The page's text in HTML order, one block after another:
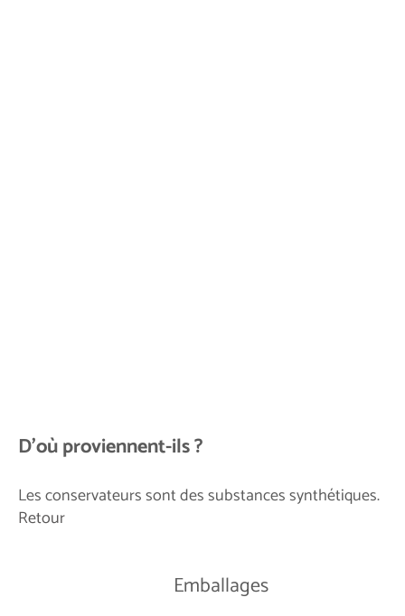
D'où proviennent-ils ?
Les conservateurs sont des substances synthétiques.
Retour
Emballages